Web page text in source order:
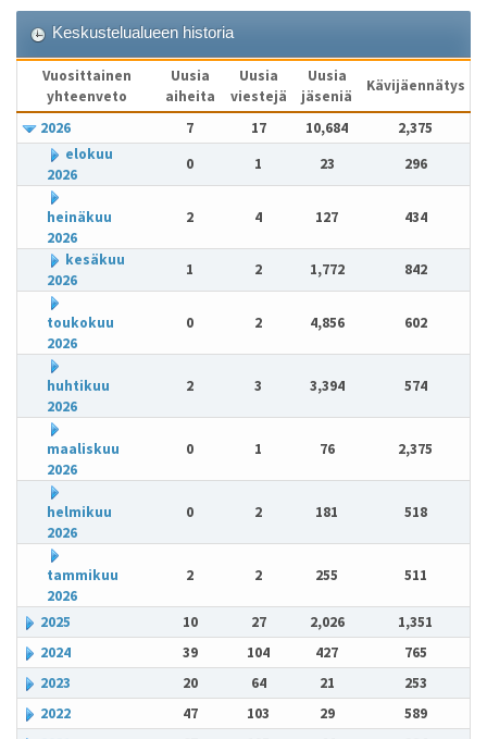
Keskustelualueen historia
Vuosittainen
yhteenveto
Uusia
aiheita
Uusia
viestejä
Uusia
jäseniä
Kävijäennätys
2026 7 17 10,684
2,375
elokuu
2026
0 1 23 296
heinäkuu
2026
2 4 127 434
kesäkuu
2026
1 2 1,772 842
toukokuu
2026
0 2 4,856 602
huhtikuu
2026
2 3 3,394 574
maaliskuu
2026
0 1 76 2,375
helmikuu
2026
0 2 181 518
tammikuu
2026
2 2 255 511
2025 10 27 2,026
1,351
2024
39 104 427
765
2023
20 64 21
253
2022
47 103 29
589